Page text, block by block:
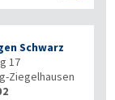
Schwarz
17
Ziegelhausen